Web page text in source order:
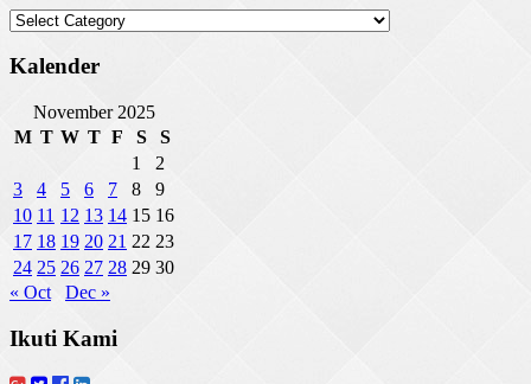
Kategori
Kalender
November 2025
M T W T F S
S
1
2
3
4 5 6 7 8
9
10 11 12 13 14 15 16
17 18 19 20 21 22 23
24 25 26 27 28 29 30
« Oct
Dec »
Ikuti Kami